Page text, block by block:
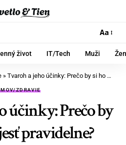
Aa
život IT/Tech Muži
» Tvaroh a jeho účinky: Prečo by si ho mal jesť pravidelne?
ZDRAVIE
účinky: Prečo by
pravidelne?